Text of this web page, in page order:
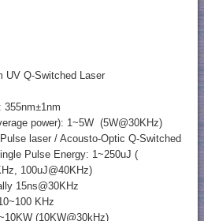
UV Q-Switched Laser
355nm±1nm
power): 1~5W (5W@30KHz)
laser / Acousto-Optic Q-Switched
Pulse Energy: 1~250uJ (
100uJ@40KHz)
15ns@30KHz
KHz
(10KW@30kHz)